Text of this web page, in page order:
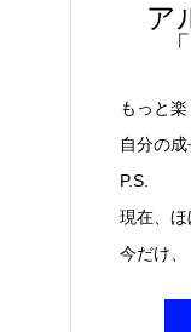
ア
もっと楽
自分の
P.S.
現在、ほ
今だけ、